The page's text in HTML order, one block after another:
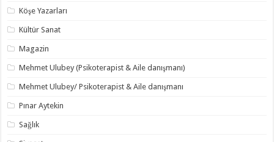
Köşe Yazarları
Kültür Sanat
Magazin
Mehmet Ulubey (Psikoterapist & Aile danışmanı)
Mehmet Ulubey/ Psikoterapist & Aile danışmanı
Pınar Aytekin
Sağlık